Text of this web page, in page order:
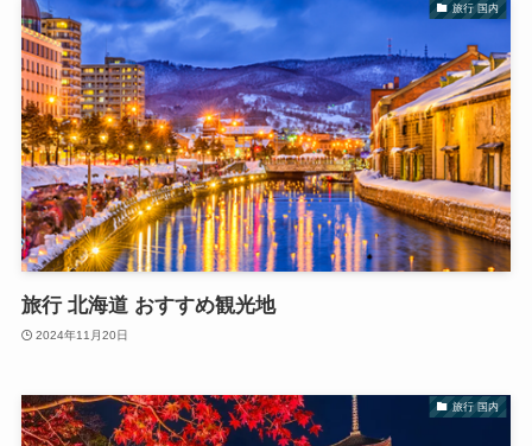
旅行 国内
旅行 北海道 おすすめ観光地
2024年11月20日
旅行 国内